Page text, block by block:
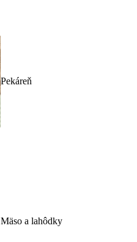
Pekáreň
Mäso a lahôdky